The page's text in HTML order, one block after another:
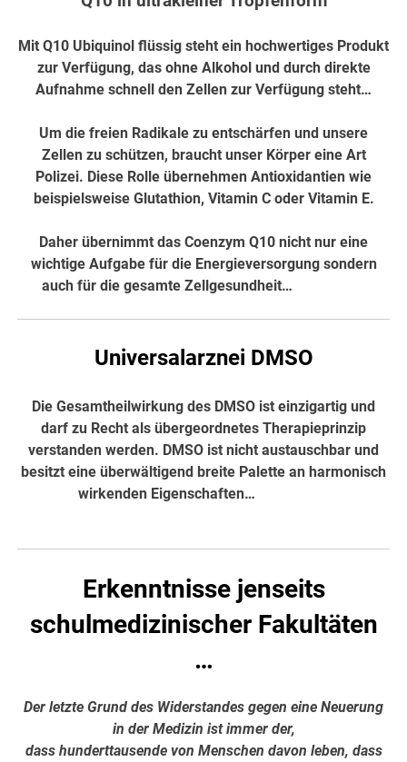
Mit Q10 Ubiquinol flüssig steht ein hochwertiges Produkt
zur Verfügung, das ohne Alkohol und durch direkte
Aufnahme schnell den Zellen zur Verfügung steht…
Um die freien Radikale zu entschärfen und unsere
Zellen zu schützen, braucht unser Körper eine Art
Polizei. Diese Rolle übernehmen Antioxidantien wie
beispielsweise Glutathion, Vitamin C oder Vitamin E.
Daher übernimmt das Coenzym Q10 nicht nur eine
wichtige Aufgabe für die Energieversorgung sondern
auch für die gesamte Zellgesundheit…
Universalarznei DMSO
Die Gesamtheilwirkung des DMSO ist einzigartig und
darf zu Recht als übergeordnetes Therapieprinzip
verstanden werden. DMSO ist nicht austauschbar und
besitzt eine überwältigend breite Palette an harmonisch
wirkenden Eigenschaften…
Erkenntnisse jenseits
schulmedizinischer Fakultäten
…
Der letzte Grund des Widerstandes gegen eine Neuerung
in der Medizin ist immer der,
dass hunderttausende von Menschen davon leben, dass